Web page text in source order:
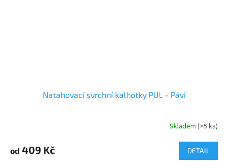
Natahovací svrchní kalhotky PUL - Pávi
Skladem (>5 ks)
od 409 Kč DETAIL